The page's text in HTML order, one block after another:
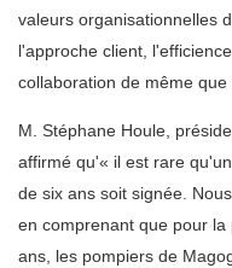
valeurs organisationnelles
l'approche client,
collaboration de même que
M. Stéphane Houle,
affirmé qu'« il est rare
de six ans soit signée.
en comprenant que pour
ans, les pompiers de